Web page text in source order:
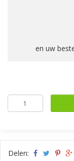
en uw
Delen: